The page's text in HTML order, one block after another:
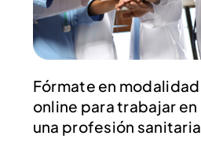
Fórmate en modalidad
online para trabajar en
una profesión sanitaria